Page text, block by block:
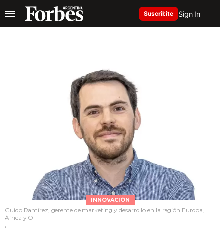
Suscribite Sign In
INNOVACIÓN
Guido Ramírez, gerente de marketing y desarrollo en la región Europa,
África y O
.